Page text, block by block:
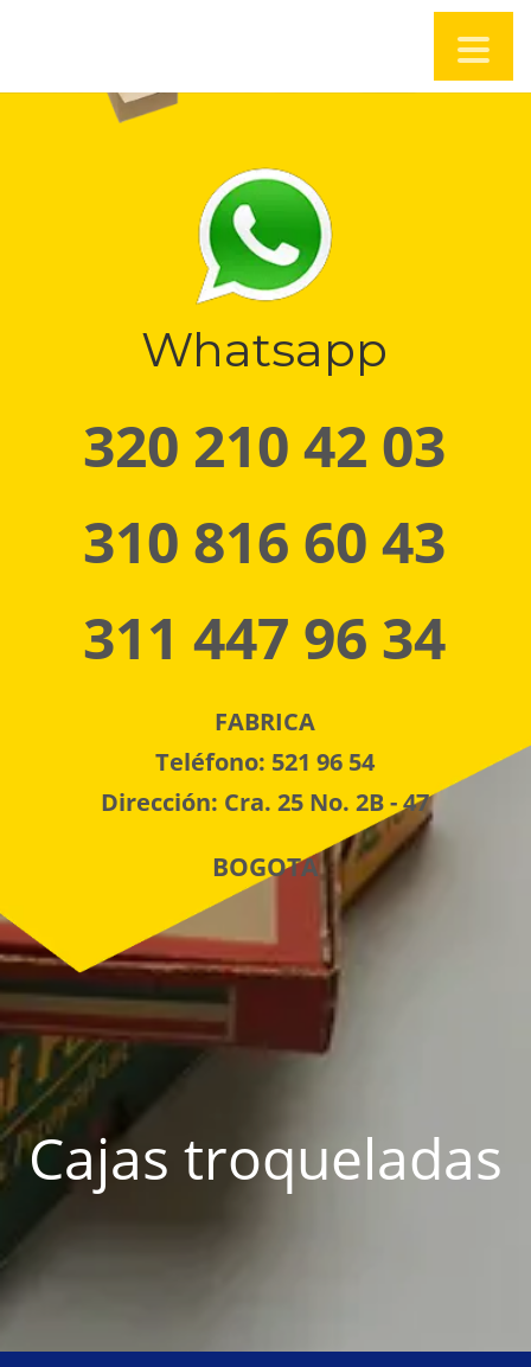
Whatsapp
320 210 42 03
310 816 60 43
311 447 96 34
FABRICA
Teléfono: 521 96 54
Dirección: Cra. 25 No. 2B - 47
BOGOTA
Cajas troqueladas